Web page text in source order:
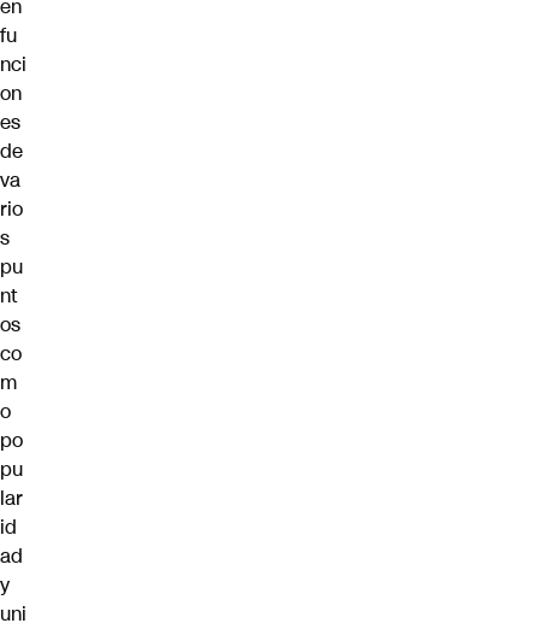
en
fu
nci
on
es
de
va
rio
s
pu
nt
os
co
m
o
po
pu
lar
id
ad
y
uni